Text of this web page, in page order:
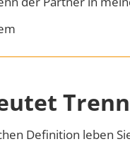
Definition leben